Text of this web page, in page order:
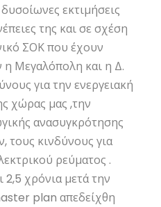
εκτιμήσεις
της και σε σχέση
ΣΟΚ που έχουν
η Μεγαλόπολη και η Δ.
για την ενεργειακή
χώρας μας ,την
ανασυγκρότησης
τους κινδύνους για
ρεύματος .
2,5 χρόνια μετά την
plan απεδείχθη